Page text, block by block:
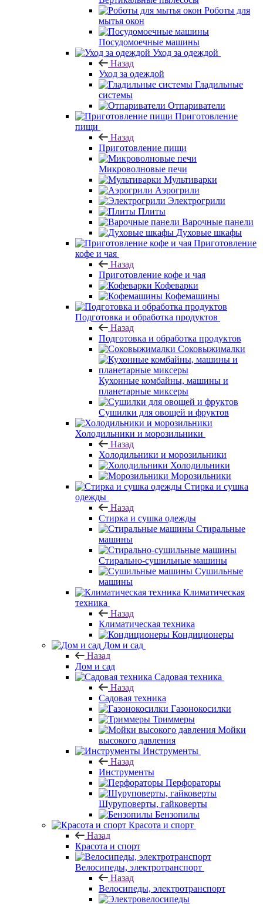
Роботы для
мытья окон
Посудомоечные машины
Уход за одеждой
Назад
Уход за одеждой
Гладильные
системы
Отпариватели
Приготовление
пищи
Назад
Приготовление пищи
Микроволновые печи
Мультиварки
Аэрогрили
Электрогрили
Плиты
Варочные панели
Духовые шкафы
Приготовление
кофе и чая
Назад
Приготовление кофе и чая
Кофеварки
Кофемашины
Подготовка и обработка продуктов
Назад
Подготовка и обработка продуктов
Соковыжималки
Кухонные комбайны, машины и
планетарные миксеры
Сушилки для овощей и фруктов
Холодильники и морозильники
Назад
Холодильники и морозильники
Холодильники
Морозильники
Стирка и сушка
одежды
Назад
Стирка и сушка одежды
Стиральные
машины
Стирально-сушильные машины
Сушильные
машины
Климатическая
техника
Назад
Климатическая техника
Кондиционеры
Дом и сад
Назад
Дом и сад
Садовая техника
Назад
Садовая техника
Газонокосилки
Триммеры
Мойки
высокого давления
Инструменты
Назад
Инструменты
Перфораторы
Шуруповерты, гайковерты
Бензопилы
Красота и спорт
Назад
Красота и спорт
Велосипеды, электротранспорт
Назад
Велосипеды, электротранспорт